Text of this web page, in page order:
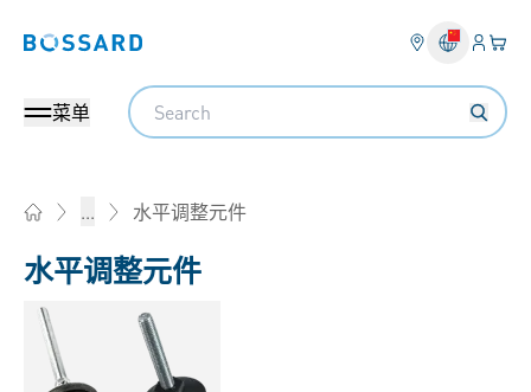
Bossard homepage 登入
您
菜单
Search
... 水平调整元件
水平调整元件